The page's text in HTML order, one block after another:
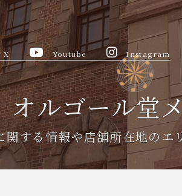
X Youtube Instagram
オルゴール堂
関する情報や店舗所在地のエ